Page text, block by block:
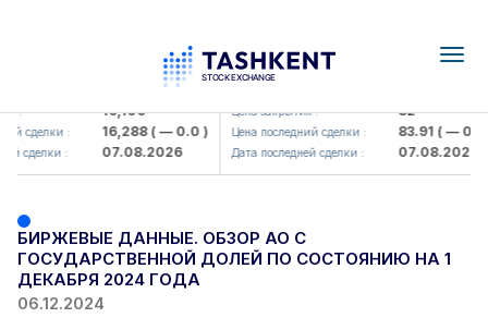
: 16,100
сделки : 16,288( — 0.0 )
сделки : 07.08.2026
KFSK (<Kafolat sug'urta
Цена закрытия : 82
Цена последний сделки : 83.91( — 0.0 )
Дата последней сделки : 07.08.2026
БИРЖЕВЫЕ ДАННЫЕ. ОБЗОР АО С
ГОСУДАРСТВЕННОЙ ДОЛЕЙ ПО СОСТОЯНИЮ НА 1
ДЕКАБРЯ 2024 ГОДА
06.12.2024